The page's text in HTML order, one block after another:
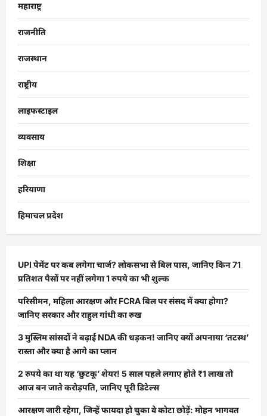
महाराष्ट्र
राजनीति
राजस्थान
राष्ट्रीय
लाइफस्टाइल
व्यवसाय
शिक्षा
हरियाणा
हिमाचल प्रदेश
UPI पेमेंट पर कब लगेगा चार्ज? लोकसभा से बिल पास, जानिए किन 71
प्रतिशत पैसों पर नहीं लगेगा 1 रुपये का भी शुल्क
परिसीमन, महिला आरक्षण और FCRA बिल पर संसद में क्या होगा?
जानिए सरकार और राहुल गांधी का रुख
3 मुस्लिम सांसदों ने बढ़ाई NDA की धड़कन! जानिए क्यों अपनाया ‘तटस्थ’
रास्ता और क्या है आगे का प्लान
2 रुपये का था यह ‘छुटकू’ शेयर! 5 साल पहले लगाए होते ₹1 लाख तो
आज बन जाते करोड़पति, जानिए पूरी डिटेल्स
आरक्षण जारी रहेगा, जिन्हें फायदा हो चुका वे कोटा छोड़ें: मोहन भागवत